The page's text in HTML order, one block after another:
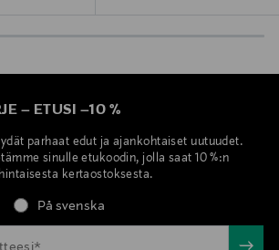
Helsinki, Finland
– ETUSI –10 %
parhaat edut ja ajankohtaiset uutuudet.
sinulle etukoodin, jolla saat 10 %:n
kertaostoksesta.
På svenska